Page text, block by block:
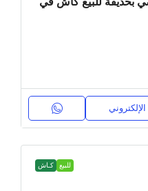
الإلكتروني
للبيع كـاش